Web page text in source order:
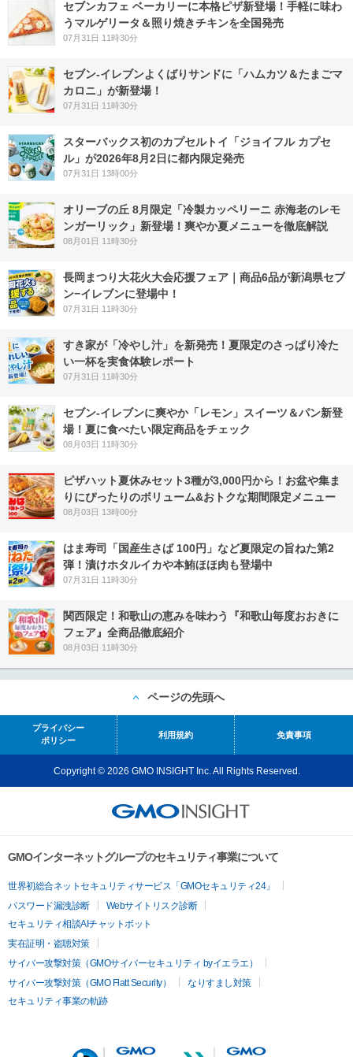
セブンカフェ ベーカリーに本格ピザ新登場！手軽に味わ
うマルゲリータ＆照り焼きチキンを全国発売
07月31日 11時30分
セブン‐イレブンよくばりサンドに「ハムカツ＆たまごマ
カロニ」が新登場！
07月31日 11時30分
スターバックス初のカプセルトイ「ジョイフル カプセ
ル」が2026年8月2日に都内限定発売
07月31日 13時00分
オリーブの丘 8月限定「冷製カッペリーニ 赤海老のレモ
ンガーリック」新登場！爽やか夏メニューを徹底解説
08月01日 11時30分
長岡まつり大花火大会応援フェア｜商品6品が新潟県セブ
ン−イレブンに登場中！
07月31日 11時30分
すき家が「冷やし汁」を新発売！夏限定のさっぱり冷た
い一杯を実食体験レポート
07月31日 11時30分
セブン‐イレブンに爽やか「レモン」スイーツ＆パン新登
場！夏に食べたい限定商品をチェック
08月03日 11時30分
ピザハット夏休みセット3種が3,000円から！お盆や集ま
りにぴったりのボリューム&おトクな期間限定メニュー
08月03日 13時00分
はま寿司「国産生さば 100円」など夏限定の旨ねた第2
弾！漬けホタルイカや本鮪ほほ肉も登場中
07月31日 11時30分
関西限定！和歌山の恵みを味わう『和歌山毎度おおきに
フェア』全商品徹底紹介
08月03日 11時30分
ページの先頭へ
プライバシー
ポリシー
利用規約 免責事項
Copyright © 2026 GMO INSIGHT Inc. All Rights Reserved.
GMOインターネットグループのセキュリティ事業について
世界初総合ネットセキュリティサービス「GMOセキュリティ24」
パスワード漏洩診断
Webサイトリスク診断
セキュリティ相談AIチャットボット
実在証明・盗聴対策
サイバー攻撃対策（GMOサイバーセキュリティ byイエラエ）
サイバー攻撃対策（GMO Flatt Security）
なりすまし対策
セキュリティ事業の軌跡